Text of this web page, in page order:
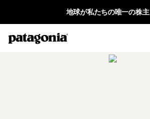
地球が私たちの唯一の株主